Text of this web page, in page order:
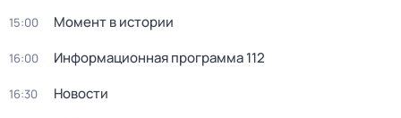
15:00 Момент в истории
16:00 Информационная программа 112
16:30 Новости